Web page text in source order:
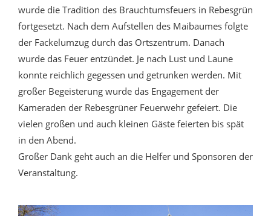
wurde die Tradition des Brauchtumsfeuers in Rebesgrün
fortgesetzt. Nach dem Aufstellen des Maibaumes folgte
der Fackelumzug durch das Ortszentrum. Danach
wurde das Feuer entzündet. Je nach Lust und Laune
konnte reichlich gegessen und getrunken werden. Mit
großer Begeisterung wurde das Engagement der
Kameraden der Rebesgrüner Feuerwehr gefeiert. Die
vielen großen und auch kleinen Gäste feierten bis spät
in den Abend.
Großer Dank geht auch an die Helfer und Sponsoren der
Veranstaltung.